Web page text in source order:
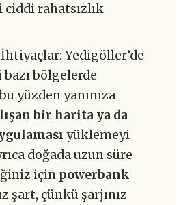
rahatsızlık
Yedigöller’de
bölgelerde
yüzden yanınıza
bir harita ya da
yüklemeyi
doğada uzun süre
için powerbank
şart, çünkü şarjınız